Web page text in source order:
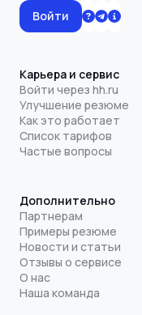
Войти
Карьера и сервис
Войти через hh.ru
Улучшение резюме
Как это работает
Список тарифов
Частые вопросы
Дополнительно
Партнерам
Примеры резюме
Новости и статьи
Отзывы о сервисе
О нас
Наша команда